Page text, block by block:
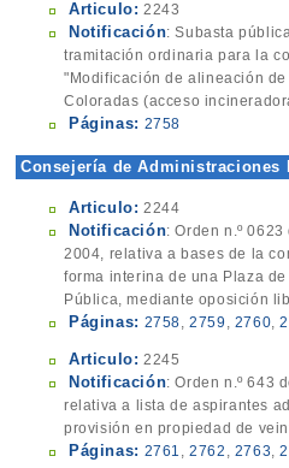
Articulo: 2243
Notificación: Subasta
tramitación ordinaria para la
"Modificación de alineación
Coloradas (acceso
Páginas: 2758
Consejería de Administraciones
Articulo: 2244
Notificación: Orden n.º
2004, relativa a bases de la
forma interina de una Plaza
Pública, mediante oposición
Páginas: 2758,2759 , 2760,
Articulo: 2245
Notificación: Orden n.º 643
relativa a lista de aspirantes
provisión en propiedad de
Páginas: 2761 ,2762 , 2763,